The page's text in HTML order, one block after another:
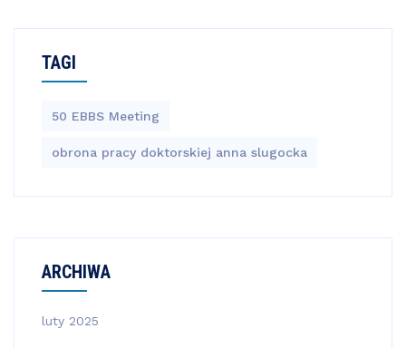
TAGI
50 EBBS Meeting
obrona pracy doktorskiej anna slugocka
ARCHIWA
luty 2025